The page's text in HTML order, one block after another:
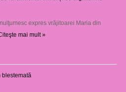
expres vrăjitoarei Maria din
mai mult »
blestemată